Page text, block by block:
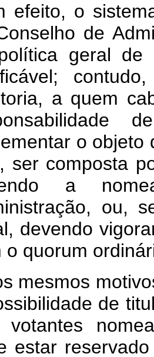
efeito, o
de
geral de
a quem
o objeto
ser composta
a
ou,
devendo
o quorum
mesmos
de
votantes
estar